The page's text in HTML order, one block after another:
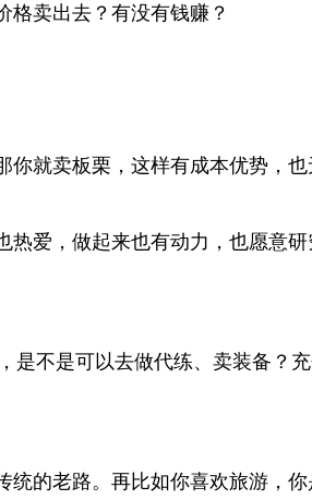
卖出去？有没有钱赚？
就卖板栗，这样有成本优势，也
爱，做起来也有动力，也愿意
是不是可以去做代练、卖装备？
的老路。再比如你喜欢旅游，